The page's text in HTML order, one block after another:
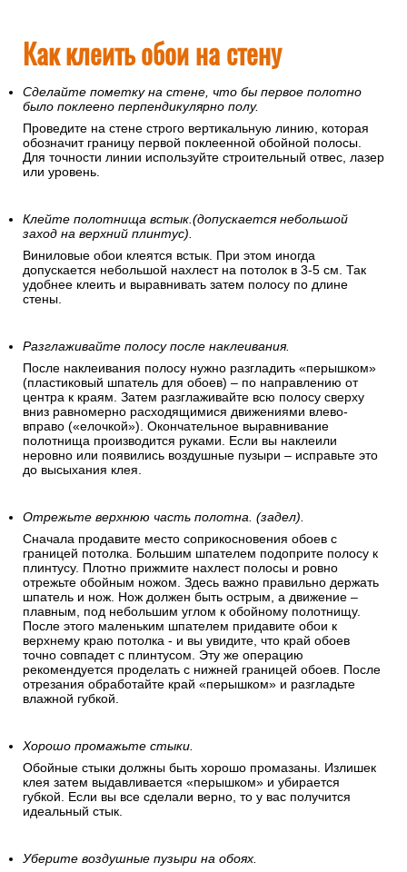
Как клеить обои на стену
Сделайте пометку на стене, что бы первое полотно
было поклеено перпендикулярно полу.
Проведите на стене строго вертикальную линию, которая
обозначит границу первой поклеенной обойной полосы.
Для точности линии используйте строительный отвес, лазер
или уровень.
Клейте полотнища встык.(допускается небольшой
заход на верхний плинтус).
Виниловые обои клеятся встык. При этом иногда
допускается небольшой нахлест на потолок в 3-5 см. Так
удобнее клеить и выравнивать затем полосу по длине
стены.
Разглаживайте полосу после наклеивания.
После наклеивания полосу нужно разгладить «перышком»
(пластиковый шпатель для обоев) – по направлению от
центра к краям. Затем разглаживайте всю полосу сверху
вниз равномерно расходящимися движениями влево-
вправо («елочкой»). Окончательное выравнивание
полотнища производится руками. Если вы наклеили
неровно или появились воздушные пузыри – исправьте это
до высыхания клея.
Отрежьте верхнюю часть полотна. (задел).
Сначала продавите место соприкосновения обоев с
границей потолка. Большим шпателем подоприте полосу к
плинтусу. Плотно прижмите нахлест полосы и ровно
отрежьте обойным ножом. Здесь важно правильно держать
шпатель и нож. Нож должен быть острым, а движение –
плавным, под небольшим углом к обойному полотнищу.
После этого маленьким шпателем придавите обои к
верхнему краю потолка - и вы увидите, что край обоев
точно совпадет с плинтусом. Эту же операцию
рекомендуется проделать с нижней границей обоев. После
отрезания обработайте край «перышком» и разгладьте
влажной губкой.
Хорошо промажьте стыки.
Обойные стыки должны быть хорошо промазаны. Излишек
клея затем выдавливается «перышком» и убирается
губкой. Если вы все сделали верно, то у вас получится
идеальный стык.
Уберите воздушные пузыри на обоях.